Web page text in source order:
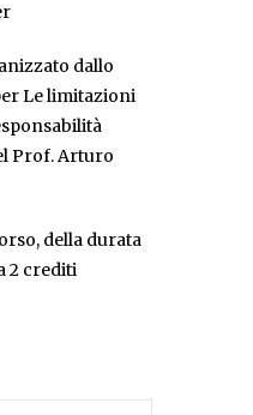
dallo
Le limitazioni
Prof. Arturo
della durata
2 crediti